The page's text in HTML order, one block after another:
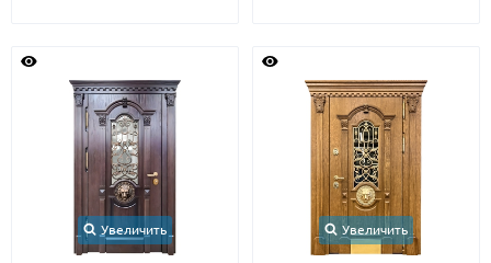
Увеличить Увеличить